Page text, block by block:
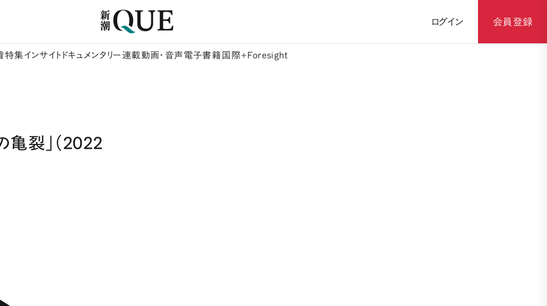
ログイン 会員登録
特集 インサイト ドキュメンタリー 連載動画・音声 電子書籍 国際+Foresight
亀裂」（2022